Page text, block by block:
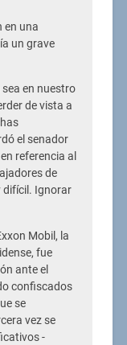
en una
un grave
sea en nuestro
de vista a
el senador
referencia al
de
difícil. Ignorar
Mobil, la
fue
ante el
confiscados
se
vez se
-